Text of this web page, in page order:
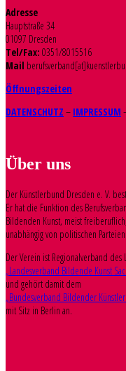
Adresse
Hauptstraße 34
01097 Dresden
Tel/Fax: 0351/8015516
Mail
Öffnungszeiten
DATENSCHUTZ – IMPRESSUM
Über uns
Der Künstlerbund Dresden e. V.
Er hat die Funktion des
Bildenden Kunst, meist
unabhängig von politischen
Der Verein ist Regionalverband des
„Landesverband Bildende Kunst
und gehört damit dem
„Bundesverband Bildender
mit Sitz in Berlin an.